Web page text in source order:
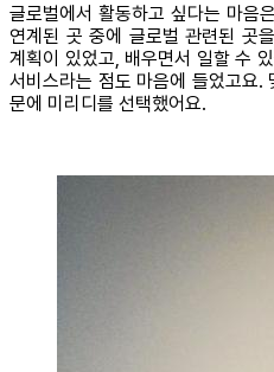
글로벌에서 활동하고 싶다는 마음
연계된 곳 중에 글로벌 관련된 곳
계획이 있었고, 배우면서 일할 수
서비스라는 점도 마음에 들었고요.
문에 미리디를 선택했어요.